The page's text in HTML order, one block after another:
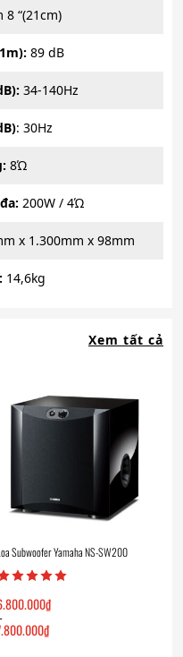
8 “(21cm)
89 dB
34-140Hz
: 30Hz
8Ώ
200W / 4Ώ
x 1.300mm x 98mm
14,6kg
Xem tất cả
Subwoofer Yamaha NS-SW200
₫
₫